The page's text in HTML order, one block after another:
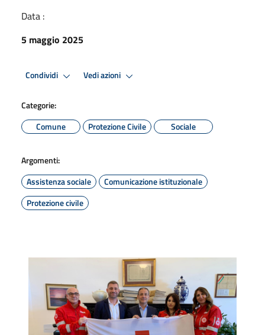
Data :
5 maggio 2025
Condividi Vedi azioni
Categorie:
Comune
Protezione Civile Sociale
Argomenti:
Assistenza sociale
Comunicazione istituzionale
Protezione civile